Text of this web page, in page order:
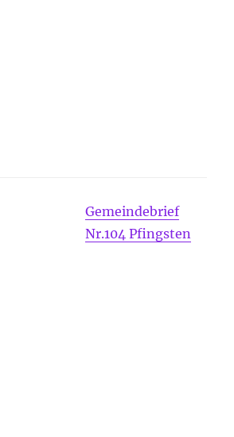
Gemeindebrief
Nr.104 Pfingsten